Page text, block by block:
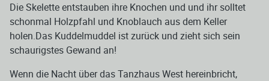
Die Skelette entstauben ihre Knochen und und ihr solltet
schonmal Holzpfahl und Knoblauch aus dem Keller
holen.Das Kuddelmuddel ist zurück und zieht sich sein
schaurigstes Gewand an!
Wenn die Nacht über das Tanzhaus West hereinbricht,